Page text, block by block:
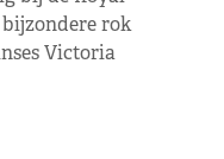
rok
Victoria